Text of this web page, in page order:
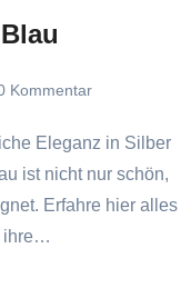
Kommentar
ist nicht nur schön,
Erfahre hier alles
ihre…